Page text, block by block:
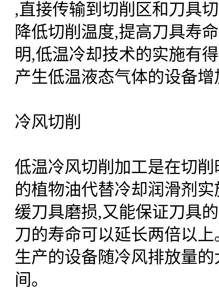
,直接传输到切削区和刀具
降低切削温度,提高刀具寿
明,低温冷却技术的实施有
产生低温液态气体的设备
冷风切削
低温冷风切削加工是在切
的植物油代替冷却润滑剂
缓刀具磨损,又能保证刀具
刀的寿命可以延长两倍以
生产的设备随冷风排放量
间。